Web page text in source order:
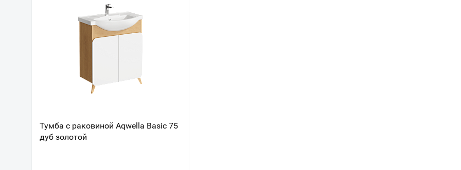
Тумба с раковиной Aqwella Basic 75
дуб золотой